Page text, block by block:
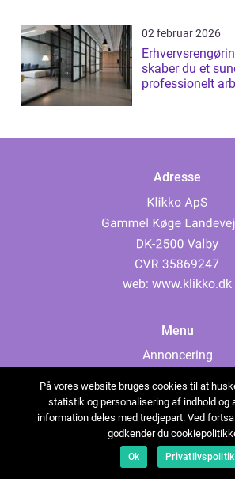
02 februar 2026
Erhvervsrengøring
skaber du et
professionelt
Adresse
web: www.klikko.dk
Menu
Annoncering
Cookies
Kontakt os
Sitemap
På vores website bruges cookies til at
statistik og personalisering af indhold og
information deles med tredjepart. Ved
godkender du
Ok Privatlivspolitik